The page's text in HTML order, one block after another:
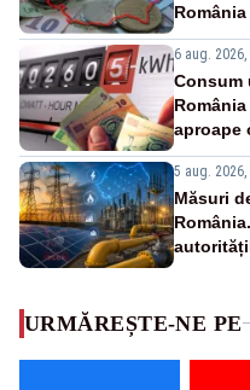
6 aug. 2026,
Consum
aproape
5 aug. 2026,
Măsuri
URMĂREȘTE-NE PE